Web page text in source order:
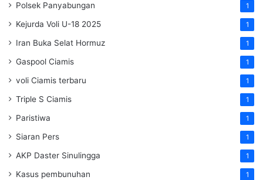
Polsek Panyabungan 1
Kejurda Voli U-18 2025 1
Iran Buka Selat Hormuz 1
Gaspool Ciamis 1
voli Ciamis terbaru 1
Triple S Ciamis 1
Paristiwa 1
Siaran Pers 1
AKP Daster Sinulingga 1
Kasus pembunuhan 1